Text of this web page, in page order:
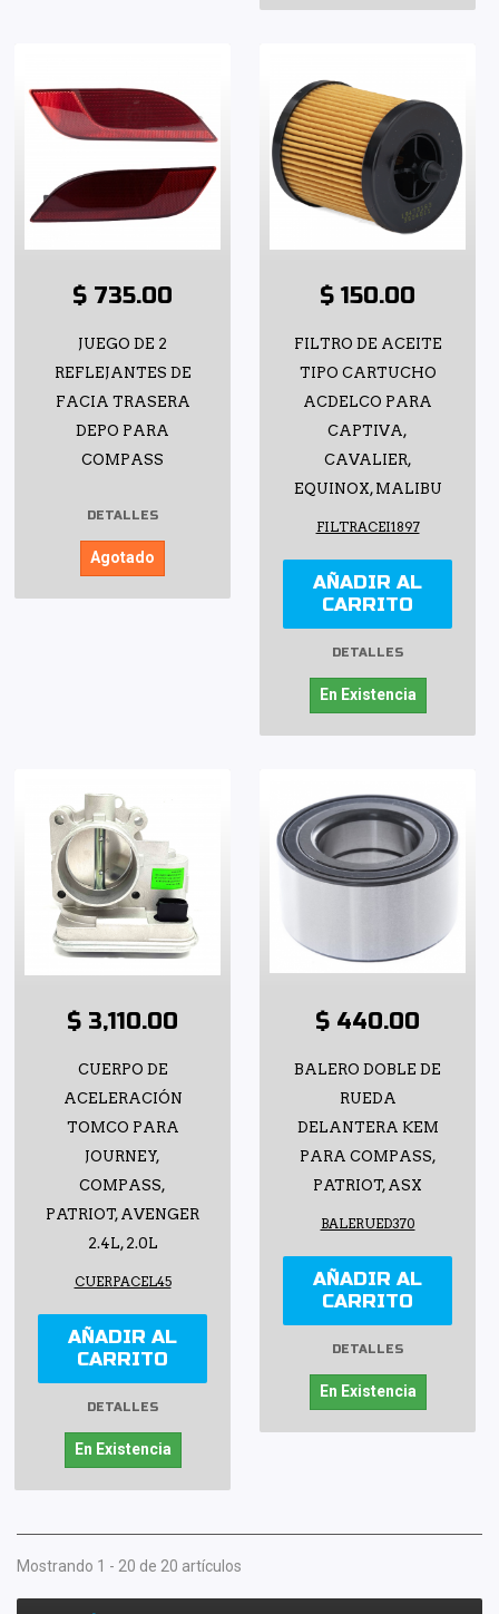
$ 735.00
JUEGO DE 2
REFLEJANTES DE
FACIA TRASERA
DEPO PARA
COMPASS
DETALLES
Agotado
$ 150.00
FILTRO DE ACEITE
TIPO CARTUCHO
ACDELCO PARA
CAPTIVA,
CAVALIER,
EQUINOX, MALIBU
FILTRACEI1897
AÑADIR AL
CARRITO
DETALLES
En Existencia
$ 3,110.00
CUERPO DE
ACELERACIÓN
TOMCO PARA
JOURNEY,
COMPASS,
PATRIOT, AVENGER
2.4L, 2.0L
CUERPACEL45
AÑADIR AL
CARRITO
DETALLES
En Existencia
$ 440.00
BALERO DOBLE DE
RUEDA
DELANTERA KEM
PARA COMPASS,
PATRIOT, ASX
BALERUED370
AÑADIR AL
CARRITO
DETALLES
En Existencia
Mostrando 1 - 20 de 20 artículos